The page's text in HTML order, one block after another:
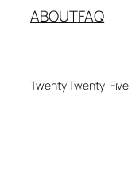
ABOUTFAQ
Twenty Twenty-Five